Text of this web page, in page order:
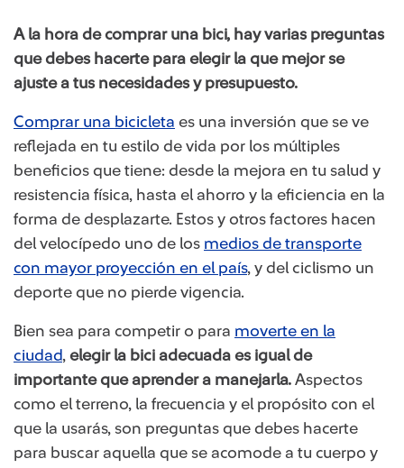
A la hora de comprar una bici, hay varias preguntas
que debes hacerte para elegir la que mejor se
ajuste a tus necesidades y presupuesto.
Comprar una bicicleta es una inversión que se ve
reflejada en tu estilo de vida por los múltiples
beneficios que tiene: desde la mejora en tu salud y
resistencia física, hasta el ahorro y la eficiencia en la
forma de desplazarte. Estos y otros factores hacen
del velocípedo uno de los medios de transporte
con mayor proyección en el país, y del ciclismo un
deporte que no pierde vigencia.
Bien sea para competir o para moverte en la
ciudad, elegir la bici adecuada es igual de
importante que aprender a manejarla. Aspectos
como el terreno, la frecuencia y el propósito con el
que la usarás, son preguntas que debes hacerte
para buscar aquella que se acomode a tu cuerpo y